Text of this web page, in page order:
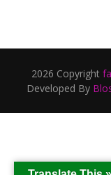
2026 Copyright
Developed By